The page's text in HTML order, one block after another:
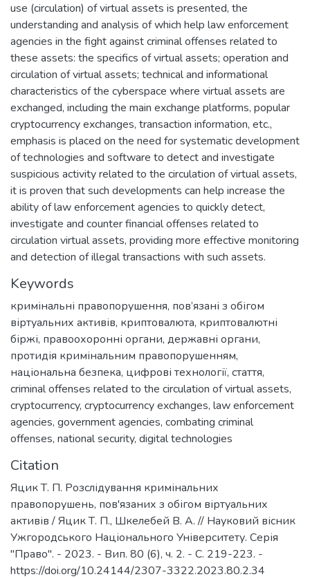
use (circulation) of virtual assets is presented, the
understanding and analysis of which help law enforcement
agencies in the fight against criminal offenses related to
these assets: the specifics of virtual assets; operation and
circulation of virtual assets; technical and informational
characteristics of the cyberspace where virtual assets are
exchanged, including the main exchange platforms, popular
cryptocurrency exchanges, transaction information, etc.,
emphasis is placed on the need for systematic development
of technologies and software to detect and investigate
suspicious activity related to the circulation of virtual assets,
it is proven that such developments can help increase the
ability of law enforcement agencies to quickly detect,
investigate and counter financial offenses related to
circulation virtual assets, providing more effective monitoring
and detection of illegal transactions with such assets.
Keywords
кримінальні правопорушення, пов’язані з обігом
віртуальних активів, криптовалюта, криптовалютні
біржі, правоохоронні органи, державні органи,
протидія кримінальним правопорушенням,
національна безпека, цифрові технології, стаття,
criminal offenses related to the circulation of virtual assets,
cryptocurrency, cryptocurrency exchanges, law enforcement
agencies, government agencies, combating criminal
offenses, national security, digital technologies
Citation
Яцик Т. П. Розслідування кримінальних
правопорушень, пов'язаних з обігом віртуальних
активів / Яцик Т. П., Шкелебей В. А. // Науковий вісник
Ужгородського Національного Університету. Серія
"Право". - 2023. - Вип. 80 (6), ч. 2. - C. 219-223. -
https://doi.org/10.24144/2307-3322.2023.80.2.34